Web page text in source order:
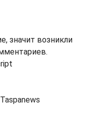
значит возникли